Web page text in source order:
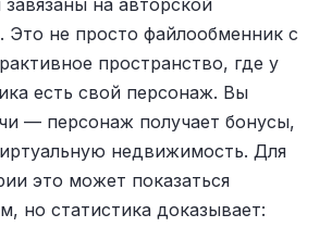
на авторской
Это не просто файлообменник с
пространство, где у
есть свой персонаж. Вы
— персонаж получает бонусы,
недвижимость. Для
это может показаться
но статистика доказывает: